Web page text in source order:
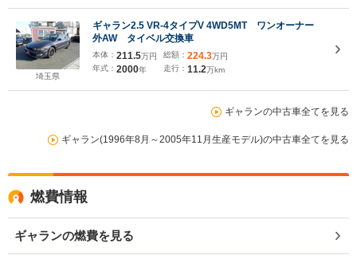
埼玉県
ギャラン2.5 VR-4タイプV 4WD5MT ワンオーナー
外AW タイベル交換車
本体： 211.5万円
年式： 2000年
総額： 224.3万円
走行： 11.2万km
ギャランの中古車全てを見る
ギャラン(1996年8月～2005年11月生産モデル)の中古車全てを見る
燃費情報
ギャランの燃費を見る